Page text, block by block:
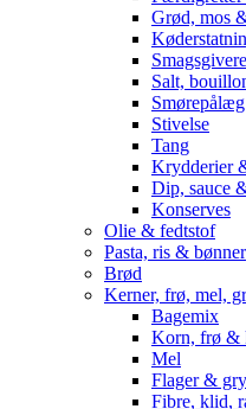
Grød, mos
Smagsgivere
Salt,
Smørepålæg
Stivelse
Tang
Krydderier
Dip, sauce
Konserves
Olie & fedtstof
Pasta, ris & bønner
Brød
Kerner, frø, mel,
Bagemix
Korn, frø &
Mel
Flager &
Fibre, klid,